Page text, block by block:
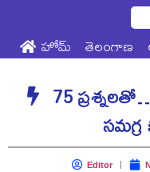
హోమ్ తెలంగాణ
75
Editor